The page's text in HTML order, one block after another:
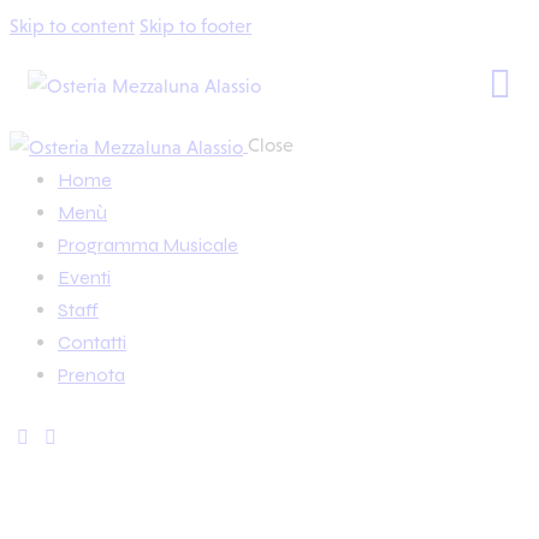
Skip to content Skip to footer
Close
Home
Menù
Programma Musicale
Eventi
Staff
Contatti
Prenota